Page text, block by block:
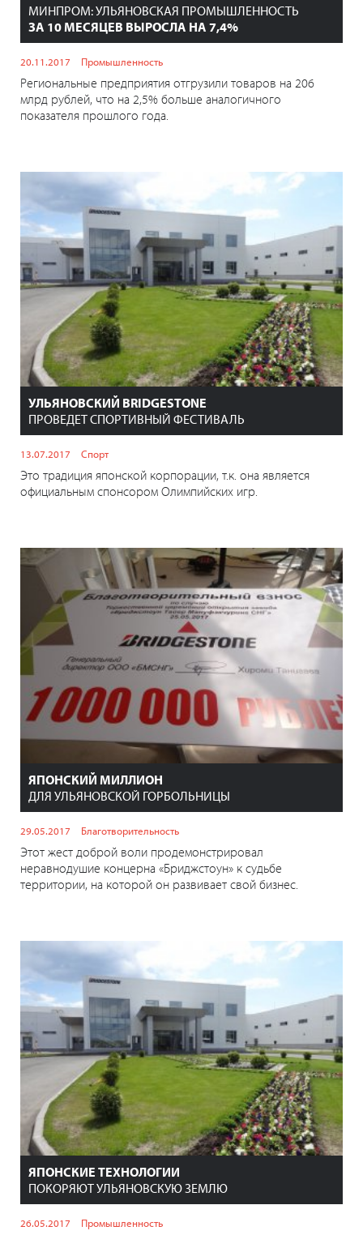
МИНПРОМ: УЛЬЯНОВСКАЯ ПРОМЫШЛЕННОСТЬ
ЗА 10 МЕСЯЦЕВ ВЫРОСЛА НА 7,4%
20.11.2017 Промышленность
Региональные предприятия отгрузили товаров на 206
млрд рублей, что на 2,5% больше аналогичного
показателя прошлого года.
УЛЬЯНОВСКИЙ BRIDGESTONE
ПРОВЕДЕТ СПОРТИВНЫЙ ФЕСТИВАЛЬ
13.07.2017 Спорт
Это традиция японской корпорации, т.к. она является
официальным спонсором Олимпийских игр.
ЯПОНСКИЙ МИЛЛИОН
ДЛЯ УЛЬЯНОВСКОЙ ГОРБОЛЬНИЦЫ
29.05.2017 Благотворительность
Этот жест доброй воли продемонстрировал
неравнодушие концерна «Бриджстоун» к судьбе
территории, на которой он развивает свой бизнес.
ЯПОНСКИЕ ТЕХНОЛОГИИ
ПОКОРЯЮТ УЛЬЯНОВСКУЮ ЗЕМЛЮ
26.05.2017 Промышленность